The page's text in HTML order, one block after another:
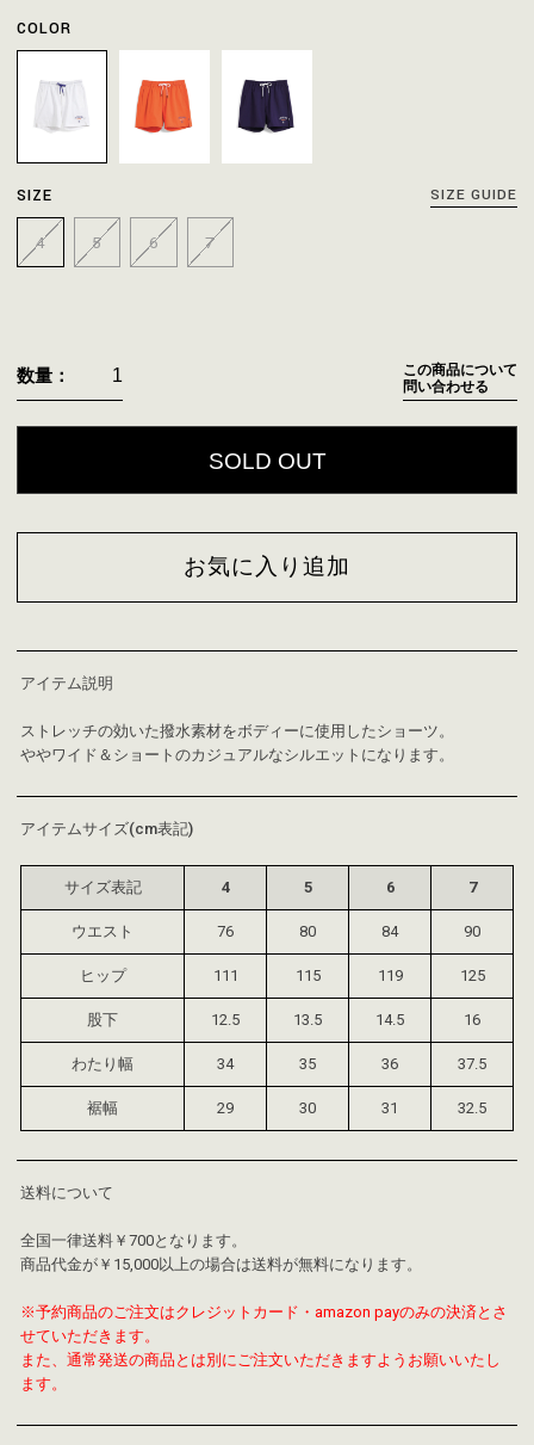
COLOR
SIZE SIZE GUIDE
4 5 6 7
数量：
この商品について
問い合わせる
SOLD OUT
お気に入り追加
アイテム説明
ストレッチの効いた撥水素材をボディーに使用したショーツ。
ややワイド＆ショートのカジュアルなシルエットになります。
アイテムサイズ(cm表記)
サイズ表記 4 5 6 7
ウエスト 76 80 84 90
ヒップ 111 115 119 125
股下 12.5 13.5 14.5 16
わたり幅 34 35 36 37.5
裾幅 29 30 31 32.5
送料について
全国一律送料￥700となります。
商品代金が￥15,000以上の場合は送料が無料になります。
※予約商品のご注文はクレジットカード・amazon payのみの決済とさ
せていただきます。
また、通常発送の商品とは別にご注文いただきますようお願いいたし
ます。